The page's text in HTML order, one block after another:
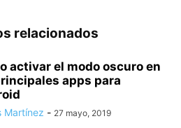
relacionados
activar el modo oscuro en
apps para
Martínez - 27 mayo, 2019